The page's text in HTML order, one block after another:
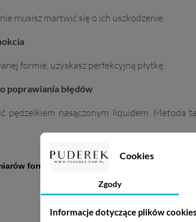
Cookies
Zgody
Informacje dotyczące plików cookies
musisz martwić się o ich uszkodzenie.
formie, uzyskasz perfekcyjną płytkę.
poprawiania błędów
pędzelkiem nasączonym liquidem.
form po 10 sztuk.